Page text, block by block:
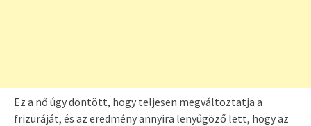
Ez a nő úgy döntött, hogy teljesen megváltoztatja a
frizuráját, és az eredmény annyira lenyűgöző lett, hogy az